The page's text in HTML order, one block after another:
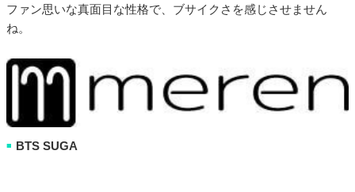
ファン思いな真面目な性格で、ブサイクさを感じさせません
ね。
■ BTS SUGA